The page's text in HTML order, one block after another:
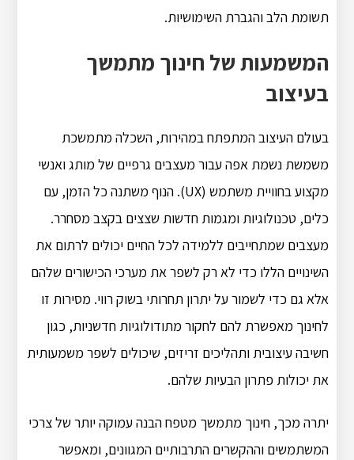
תשומת הלב והגברת השימושיות.
המשמעות של חינוך מתמשך
בעיצוב
בעולם העיצוב המתפתח במהירות, השכלה מתמשכת
משמשת נשמת אפה עבור מעצבים גרפיים של מותג ואנשי
מקצוע בחוויית משתמש (UX). הנוף משתנה כל הזמן, עם
כלים, טכנולוגיות ומגמות חדשות שצצים בקצב מסחרר.
מעצבים שמתחייבים ללמידה לכל החיים יכולים לרתום את
השינויים הללו כדי לא רק לשפר את מערכי הכישורים שלהם
אלא גם כדי לשמור על יתרון תחרותי בשוק רווי. מסירות זו
לחינוך מאפשרת להם לחקור מתודולוגיות חדשניות, כגון
חשיבה עיצובית ותהליכים זריזים, שיכולים לשפר משמעותית
את יכולות פתרון הבעיות שלהם.
יתרה מכך, חינוך מתמשך מטפח הבנה עמוקה יותר של צרכי
המשתמשים וההקשרים התרבותיים המגוונים, ומאפשר